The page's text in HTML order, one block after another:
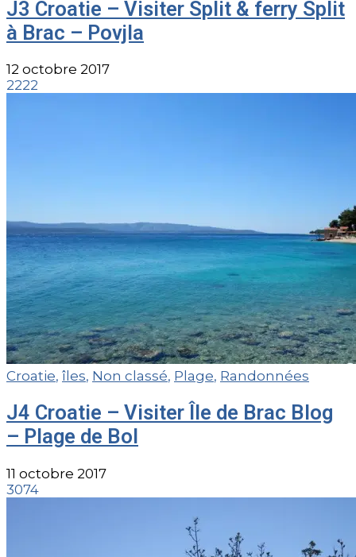
J3 Croatie – Visiter Split & ferry Split
à Brac – Povjla
12 octobre 2017
2222
Croatie, îles, Non classé, Plage, Randonnées
J4 Croatie – Visiter Île de Brac Blog
– Plage de Bol
11 octobre 2017
3074